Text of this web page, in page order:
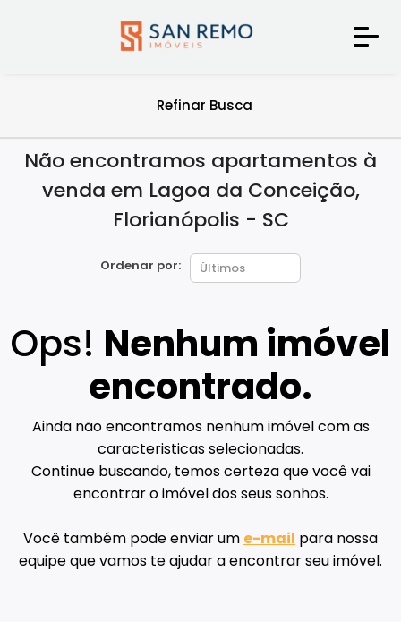
Refinar Busca
Não encontramos apartamentos à
venda em Lagoa da Conceição,
Florianópolis - SC
Ordenar por:
Ops! Nenhum imóvel
encontrado.
Ainda não encontramos nenhum imóvel com as
caracteristicas selecionadas.
Continue buscando, temos certeza que você vai
encontrar o imóvel dos seus sonhos.
Você também pode enviar um e-mail para nossa
equipe que vamos te ajudar a encontrar seu imóvel.